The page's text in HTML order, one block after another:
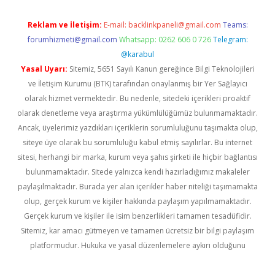
Reklam ve İletişim: E-mail: backlinkpaneli@gmail.com Teams:
forumhizmeti@gmail.com Whatsapp: 0262 606 0 726 Telegram:
@karabul
Yasal Uyarı: Sitemiz, 5651 Sayılı Kanun gereğince Bilgi Teknolojileri
ve İletişim Kurumu (BTK) tarafından onaylanmış bir Yer Sağlayıcı
olarak hizmet vermektedir. Bu nedenle, sitedeki içerikleri proaktif
olarak denetleme veya araştırma yükümlülüğümüz bulunmamaktadır.
Ancak, üyelerimiz yazdıkları içeriklerin sorumluluğunu taşımakta olup,
siteye üye olarak bu sorumluluğu kabul etmiş sayılırlar. Bu internet
sitesi, herhangi bir marka, kurum veya şahıs şirketi ile hiçbir bağlantısı
bulunmamaktadır. Sitede yalnızca kendi hazırladığımız makaleler
paylaşılmaktadır. Burada yer alan içerikler haber niteliği taşımamakta
olup, gerçek kurum ve kişiler hakkında paylaşım yapılmamaktadır.
Gerçek kurum ve kişiler ile isim benzerlikleri tamamen tesadüfidir.
Sitemiz, kar amacı gütmeyen ve tamamen ücretsiz bir bilgi paylaşım
platformudur. Hukuka ve yasal düzenlemelere aykırı olduğunu